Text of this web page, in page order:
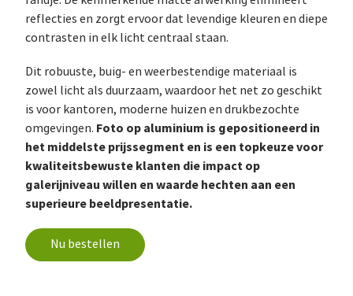
reflecties en zorgt ervoor dat levendige kleuren en diepe
contrasten in elk licht centraal staan.
Dit robuuste, buig- en weerbestendige materiaal is
zowel licht als duurzaam, waardoor het net zo geschikt
is voor kantoren, moderne huizen en drukbezochte
omgevingen. Foto op aluminium is gepositioneerd in
het middelste prijssegment en is een topkeuze voor
kwaliteitsbewuste klanten die impact op
galerijniveau willen en waarde hechten aan een
superieure beeldpresentatie.
Nu bestellen